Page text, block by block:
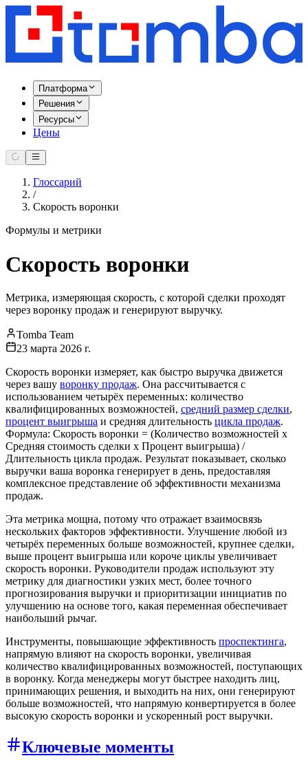
Платформа
Решения
Ресурсы
Цены
Глоссарий
/
Скорость воронки
Формулы и метрики
Скорость воронки
Метрика, измеряющая скорость, с которой сделки проходят
через воронку продаж и генерируют выручку.
Tomba Team
23 марта 2026 г.
Скорость воронки измеряет, как быстро выручка движется
через вашу воронку продаж. Она рассчитывается с
использованием четырёх переменных: количество
квалифицированных возможностей, средний размер сделки,
процент выигрыша и средняя длительность цикла продаж.
Формула: Скорость воронки = (Количество возможностей x
Средняя стоимость сделки x Процент выигрыша) /
Длительность цикла продаж. Результат показывает, сколько
выручки ваша воронка генерирует в день, предоставляя
комплексное представление об эффективности механизма
продаж.
Эта метрика мощна, потому что отражает взаимосвязь
нескольких факторов эффективности. Улучшение любой из
четырёх переменных больше возможностей, крупнее сделки,
выше процент выигрыша или короче циклы увеличивает
скорость воронки. Руководители продаж используют эту
метрику для диагностики узких мест, более точного
прогнозирования выручки и приоритизации инициатив по
улучшению на основе того, какая переменная обеспечивает
наибольший рычаг.
Инструменты, повышающие эффективность проспектинга,
напрямую влияют на скорость воронки, увеличивая
количество квалифицированных возможностей, поступающих
в воронку. Когда менеджеры могут быстрее находить лиц,
принимающих решения, и выходить на них, они генерируют
больше возможностей, что напрямую конвертируется в более
высокую скорость воронки и ускоренный рост выручки.
Ключевые моменты